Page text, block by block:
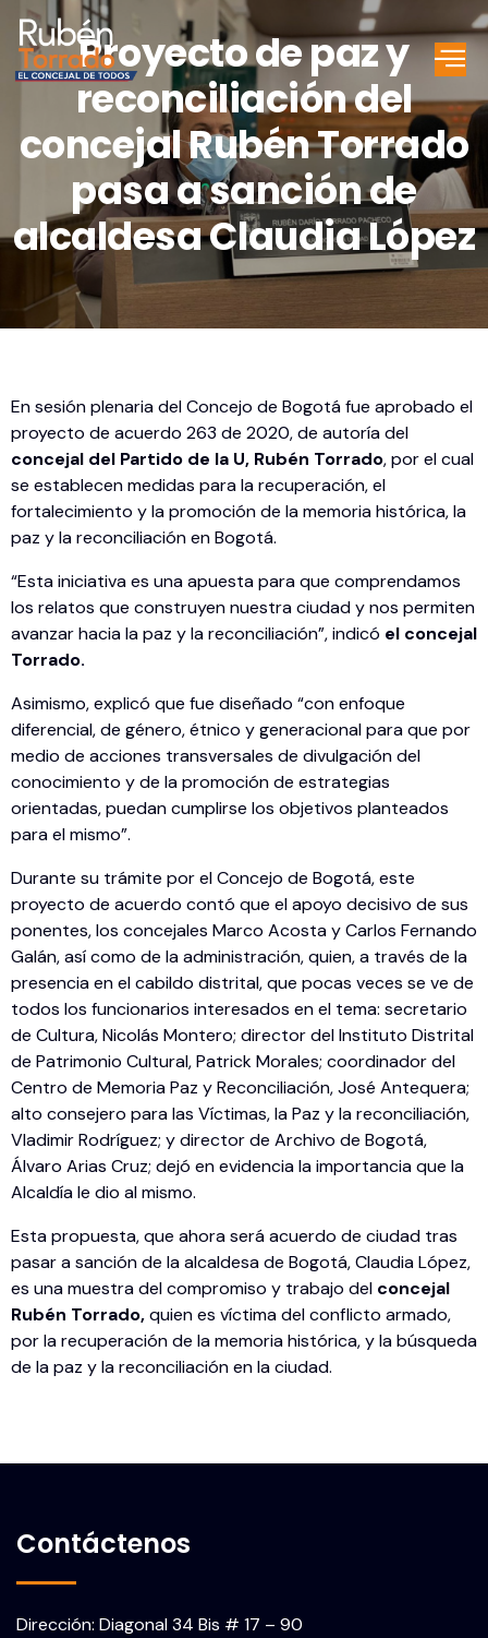
Proyecto de paz y
reconciliación del
concejal Rubén Torrado
pasa a sanción de
alcaldesa Claudia López
En sesión plenaria del Concejo de Bogotá fue aprobado el
proyecto de acuerdo 263 de 2020, de autoría del
concejal del Partido de la U, Rubén Torrado, por el cual
se establecen medidas para la recuperación, el
fortalecimiento y la promoción de la memoria histórica, la
paz y la reconciliación en Bogotá.
“Esta iniciativa es una apuesta para que comprendamos
los relatos que construyen nuestra ciudad y nos permiten
avanzar hacia la paz y la reconciliación”, indicó el concejal
Torrado.
Asimismo, explicó que fue diseñado “con enfoque
diferencial, de género, étnico y generacional para que por
medio de acciones transversales de divulgación del
conocimiento y de la promoción de estrategias
orientadas, puedan cumplirse los objetivos planteados
para el mismo”.
Durante su trámite por el Concejo de Bogotá, este
proyecto de acuerdo contó que el apoyo decisivo de sus
ponentes, los concejales Marco Acosta y Carlos Fernando
Galán, así como de la administración, quien, a través de la
presencia en el cabildo distrital, que pocas veces se ve de
todos los funcionarios interesados en el tema: secretario
de Cultura, Nicolás Montero; director del Instituto Distrital
de Patrimonio Cultural, Patrick Morales; coordinador del
Centro de Memoria Paz y Reconciliación, José Antequera;
alto consejero para las Víctimas, la Paz y la reconciliación,
Vladimir Rodríguez; y director de Archivo de Bogotá,
Álvaro Arias Cruz; dejó en evidencia la importancia que la
Alcaldía le dio al mismo.
Esta propuesta, que ahora será acuerdo de ciudad tras
pasar a sanción de la alcaldesa de Bogotá, Claudia López,
es una muestra del compromiso y trabajo del concejal
Rubén Torrado,quien es víctima del conflicto armado,
por la recuperación de la memoria histórica, y la búsqueda
de la paz y la reconciliación en la ciudad.
Contáctenos
Dirección: Diagonal 34 Bis # 17 – 90